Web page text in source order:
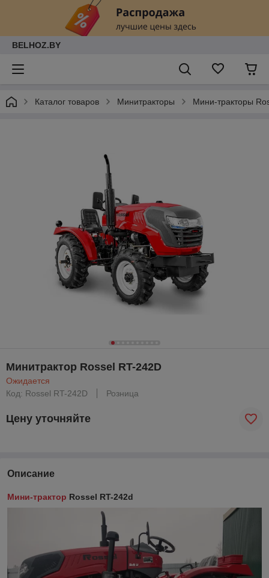
BELHOZ.BY
Каталог товаров Минитракторы Мини-тракторы
Минитрактор Rossel RT-242D
Ожидается
Код: Rossel RT-242D
Розница
Цену уточняйте
Описание
Мини-трактор Rossel RT-242d